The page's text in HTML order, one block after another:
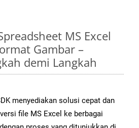
MS Excel
Gambar –
demi Langkah
menyediakan solusi cepat dan
file MS Excel ke berbagai